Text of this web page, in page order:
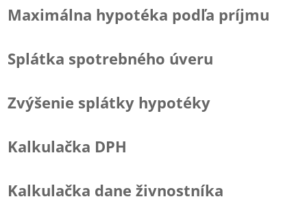
Maximálna hypotéka podľa príjmu
Splátka spotrebného úveru
Zvýšenie splátky hypotéky
Kalkulačka DPH
Kalkulačka dane živnostníka